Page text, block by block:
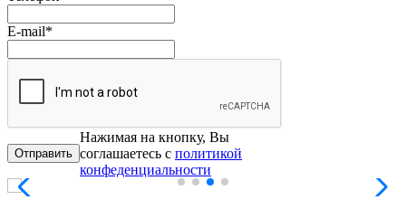
E-mail*
Нажимая на кнопку, Вы
соглашаетесь с политикой
конфеденциальности